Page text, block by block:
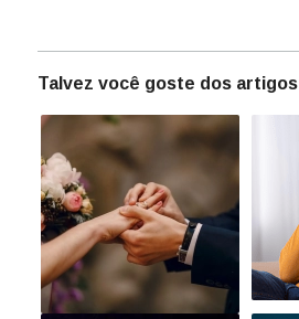
Talvez você goste dos artigos